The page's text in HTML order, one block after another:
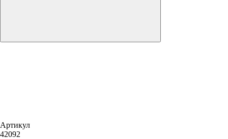
Артикул
42092